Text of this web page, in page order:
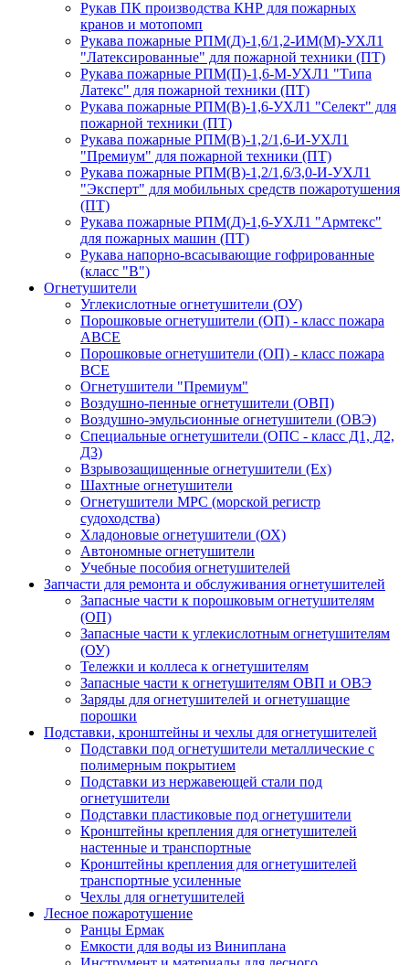
Рукав ПК производства КНР для пожарных
кранов и мотопомп
Рукава пожарные РПМ(Д)-1,6/1,2-ИМ(M)-УХЛ1
"Латексированные" для пожарной техники (ПТ)
Рукава пожарные РПМ(П)-1,6-М-УХЛ1 "Типа
Латекс" для пожарной техники (ПТ)
Рукава пожарные РПМ(В)-1,6-УХЛ1 "Селект" для
пожарной техники (ПТ)
Рукава пожарные РПМ(В)-1,2/1,6-И-УХЛ1
"Премиум" для пожарной техники (ПТ)
Рукава пожарные РПМ(В)-1,2/1,6/3,0-И-УХЛ1
"Эксперт" для мобильных средств пожаротушения
(ПТ)
Рукава пожарные РПМ(Д)-1,6-УХЛ1 "Армтекс"
для пожарных машин (ПТ)
Рукава напорно-всасывающие гофрированные
(класс "В")
Огнетушители
Углекислотные огнетушители (ОУ)
Порошковые огнетушители (ОП) - класс пожара
АВСЕ
Порошковые огнетушители (ОП) - класс пожара
ВСЕ
Огнетушители "Премиум"
Воздушно-пенные огнетушители (ОВП)
Воздушно-эмульсионные огнетушители (ОВЭ)
Специальные огнетушители (ОПС - класс Д1, Д2,
Д3)
Взрывозащищенные огнетушители (Ex)
Шахтные огнетушители
Огнетушители МРС (морской регистр
судоходства)
Хладоновые огнетушители (ОХ)
Автономные огнетушители
Учебные пособия огнетушителей
Запчасти для ремонта и обслуживания огнетушителей
Запасные части к порошковым огнетушителям
(ОП)
Запасные части к углекислотным огнетушителям
(ОУ)
Тележки и коллеса к огнетушителям
Запасные части к огнетушителям ОВП и ОВЭ
Заряды для огнетушителей и огнетушащие
порошки
Подставки, кронштейны и чехлы для огнетушителей
Подставки под огнетушители металлические с
полимерным покрытием
Подставки из нержавеющей стали под
огнетушители
Подставки пластиковые под огнетушители
Кронштейны крепления для огнетушителей
настенные и транспортные
Кронштейны крепления для огнетушителей
транспортные усиленные
Чехлы для огнетушителей
Лесное пожаротушение
Ранцы Ермак
Емкости для воды из Виниплана